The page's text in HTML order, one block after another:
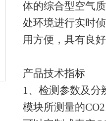
体的综合型空气
处环境进行实时
用方便，具有良
产品技术指标
1、检测参数及分
模块所测量的